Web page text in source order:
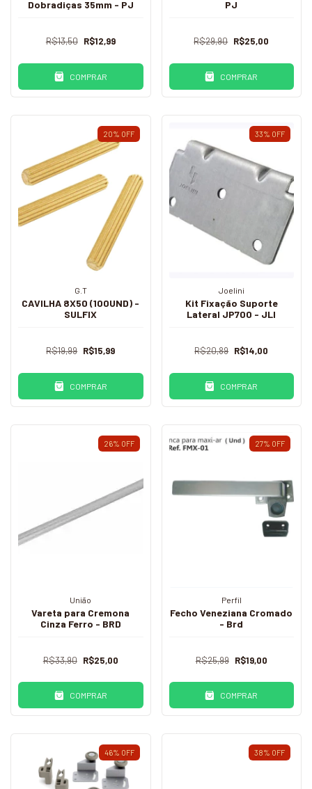
Dobradiças 35mm - PJ
R$13,50 R$12,99
COMPRAR
PJ
R$29,90 R$25,00
COMPRAR
20% OFF
G.T
CAVILHA 8X50 (100UND) -
SULFIX
R$19,99 R$15,99
COMPRAR
33% OFF
Joelini
Kit Fixação Suporte
Lateral JP700 - JLI
R$20,89 R$14,00
COMPRAR
26% OFF
União
Vareta para Cremona
Cinza Ferro - BRD
R$33,90 R$25,00
COMPRAR
27% OFF
Perfil
Fecho Veneziana Cromado
- Brd
R$25,99 R$19,00
COMPRAR
46% OFF 38% OFF